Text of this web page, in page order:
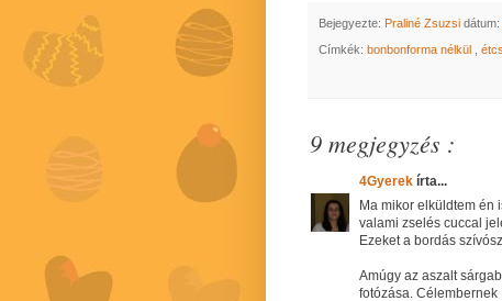
Bejegyezte: Praliné Zsuzsi dátum:
Címkék: bonbonforma nélkül
9 megjegyzés :
4Gyerek írta...
Ma mikor elküldtem én
valami zselés cuccal
Ezeket a bordás
Amúgy az aszalt
fotózása. Célembernek